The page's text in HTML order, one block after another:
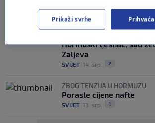
Hormuški tjesnac, sad
Zaljeva
SVIJET 14. srp. 2
ZBOG TENZIJA U HORMUZU
Porasle cijene nafte
SVIJET 13. srp. 1
Prikaži svrhe